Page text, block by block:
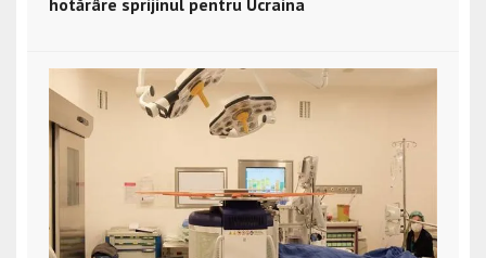
hotărâre sprijinul pentru Ucraina